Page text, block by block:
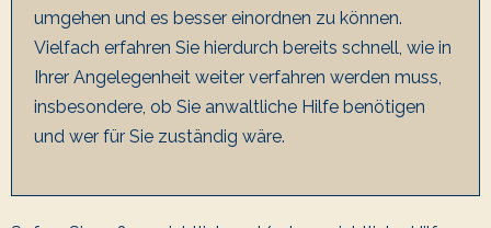
umgehen und es besser einordnen zu können.
Vielfach erfahren Sie hierdurch bereits schnell, wie in
Ihrer Angelegenheit weiter verfahren werden muss,
insbesondere, ob Sie anwaltliche Hilfe benötigen
und wer für Sie zuständig wäre.